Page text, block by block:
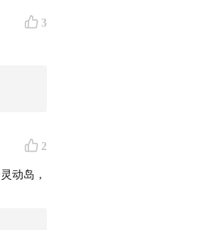
3
2
动岛，